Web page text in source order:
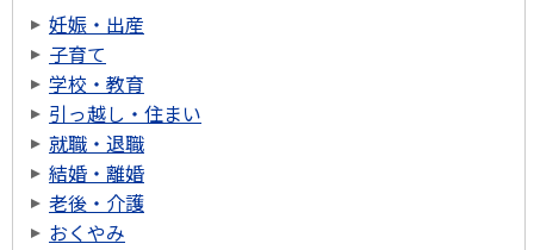
妊娠・出産
子育て
学校・教育
引っ越し・住まい
就職・退職
結婚・離婚
老後・介護
おくやみ